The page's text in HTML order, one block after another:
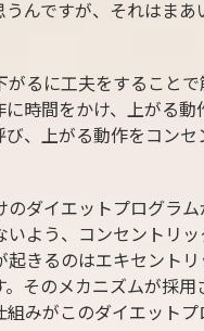
うんですが、それはまあ
がるに工夫をすることで
時間をかけ、上がる動
、上がる動作をコンセ
のダイエットプログラム
よう、コンセントリッ
きるのはエキセントリ
そのメカニズムが採用
みがこのダイエットプ